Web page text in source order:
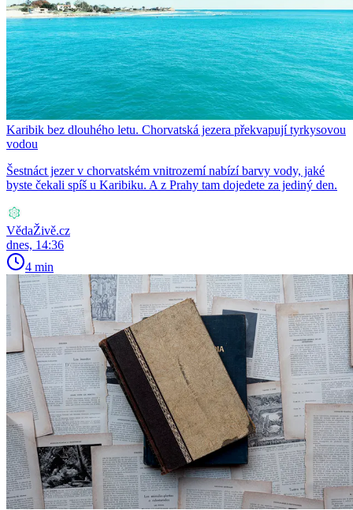
Karibik bez dlouhého letu. Chorvatská jezera překvapují tyrkysovou
vodou
Šestnáct jezer v chorvatském vnitrozemí nabízí barvy vody, jaké
byste čekali spíš u Karibiku. A z Prahy tam dojedete za jediný den.
VědaŽivě.cz
dnes, 14:36
4 min